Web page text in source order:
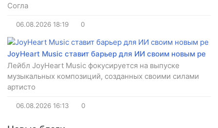
Согла
06.08.2026 18:19 0
JoyHeart Music ставит барьер для ИИ своим новым ре
Лейбл JoyHeart Music фокусируется на выпуске
музыкальных композиций, созданных своими силами
артисто
06.08.2026 16:13 0